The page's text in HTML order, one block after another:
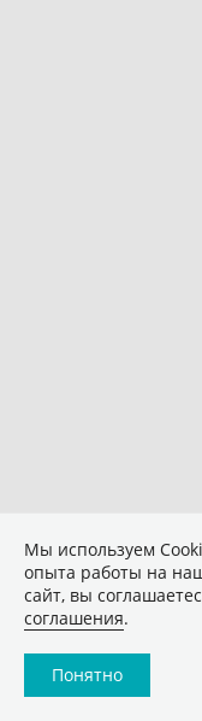
Мы используем
опыта работы на
сайт, вы
соглашения.
Понятно